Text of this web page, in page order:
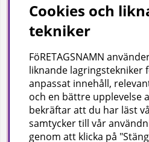
Bransch
Kataloger
Företagsuppgifter
Visab i Skandinavien AB
Din lokala leverantör av städ-
Hjärtlandavägen 17, 576 33
Cookies och
tekniker
FöRETAGSNAMN
liknande lagringstekniker
anpassat innehåll,
och en bättre upplevelse
bekräftar att du har läst
samtycker till vår
genom att klicka på